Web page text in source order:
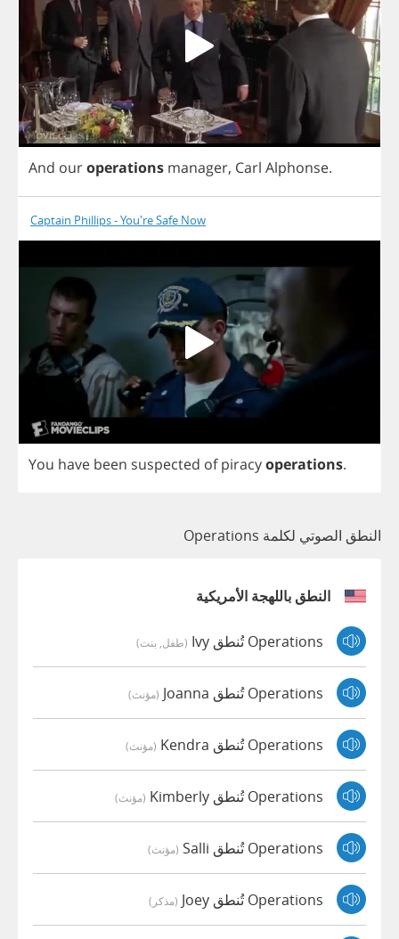
And ouroperations manager, Carl Alphonse.
Captain Phillips - You're Safe Now
You have been suspected of piracyoperations.
النطق الصوتي لكلمة Operations
النطق باللهجة الأمريكية
Operations تُنطق Ivy (طفل, بنت)
Operations تُنطق Joanna (مؤنث)
Operations تُنطق Kendra (مؤنث)
Operations تُنطق Kimberly (مؤنث)
Operations تُنطق Salli (مؤنث)
Operations تُنطق Joey (مذكر)